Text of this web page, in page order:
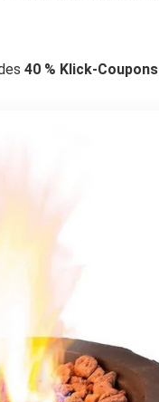
40 % Klick-Coupons